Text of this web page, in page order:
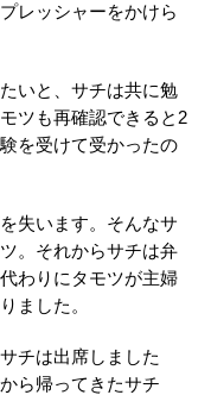
レッシャーをかけら
いと、サチは共に勉
ツも再確認できると2
を受けて受かったの
失います。そんなサ
。それからサチは弁
わりにタモツが主婦
ました。
チは出席しました
ら帰ってきたサチ